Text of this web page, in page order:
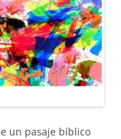
un pasaje bíblico